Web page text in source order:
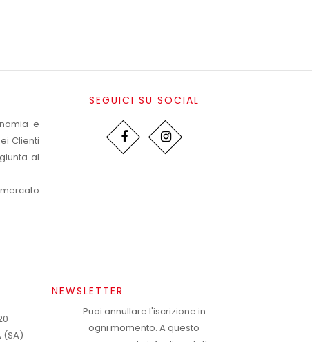
e
Clienti
al
SEGUICI SU SOCIAL
-
(SA)
NEWSLETTER
Puoi annullare l'iscrizione in
ogni momento. A questo